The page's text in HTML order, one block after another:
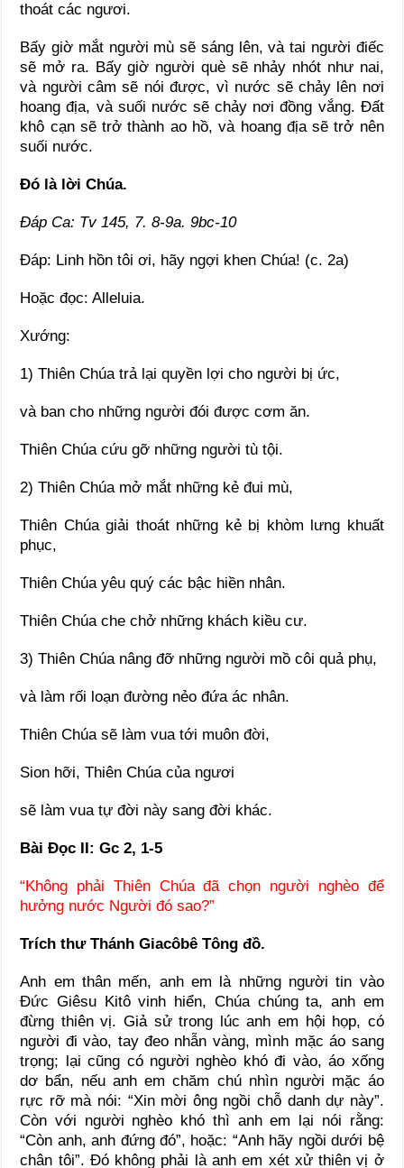
thoát các ngươi.
Bấy giờ mắt người mù sẽ sáng lên, và tai người điếc
sẽ mở ra. Bấy giờ người què sẽ nhảy nhót như nai,
và người câm sẽ nói được, vì nước sẽ chảy lên nơi
hoang địa, và suối nước sẽ chảy nơi đồng vắng. Ðất
khô cạn sẽ trở thành ao hồ, và hoang địa sẽ trở nên
suối nước.
Ðó là lời Chúa.
Ðáp Ca: Tv 145, 7. 8-9a. 9bc-10
Ðáp: Linh hồn tôi ơi, hãy ngợi khen Chúa! (c. 2a)
Hoặc đọc: Alleluia.
Xướng:
1) Thiên Chúa trả lại quyền lợi cho người bị ức,
và ban cho những người đói được cơm ăn.
Thiên Chúa cứu gỡ những người tù tội.
2) Thiên Chúa mở mắt những kẻ đui mù,
Thiên Chúa giải thoát những kẻ bị khòm lưng khuất
phục,
Thiên Chúa yêu quý các bậc hiền nhân.
Thiên Chúa che chở những khách kiều cư.
3) Thiên Chúa nâng đỡ những người mồ côi quả phụ,
và làm rối loạn đường nẻo đứa ác nhân.
Thiên Chúa sẽ làm vua tới muôn đời,
Sion hỡi, Thiên Chúa của ngươi
sẽ làm vua tự đời này sang đời khác.
Bài Ðọc II: Gc 2, 1-5
“Không phải Thiên Chúa đã chọn người nghèo để
hưởng nước Người đó sao?”
Trích thư Thánh Giacôbê Tông đồ.
Anh em thân mến, anh em là những người tin vào
Ðức Giêsu Kitô vinh hiển, Chúa chúng ta, anh em
đừng thiên vị. Giả sử trong lúc anh em hội họp, có
người đi vào, tay đeo nhẫn vàng, mình mặc áo sang
trọng; lại cũng có người nghèo khó đi vào, áo xống
dơ bẩn, nếu anh em chăm chú nhìn người mặc áo
rực rỡ mà nói: “Xin mời ông ngồi chỗ danh dự này”.
Còn với người nghèo khó thì anh em lại nói rằng:
“Còn anh, anh đứng đó”, hoặc: “Anh hãy ngồi dưới bệ
chân tôi”. Ðó không phải là anh em xét xử thiên vị ở